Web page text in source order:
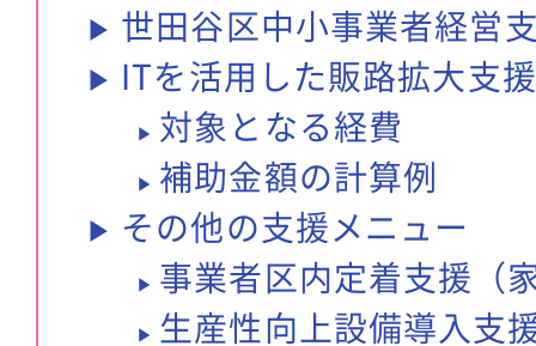
世田谷区中小事業者経営
ITを活用した販路拡大支
対象となる経費
補助金額の計算例
その他の支援メニュー
事業者区内定着支援（
生産性向上設備導入支